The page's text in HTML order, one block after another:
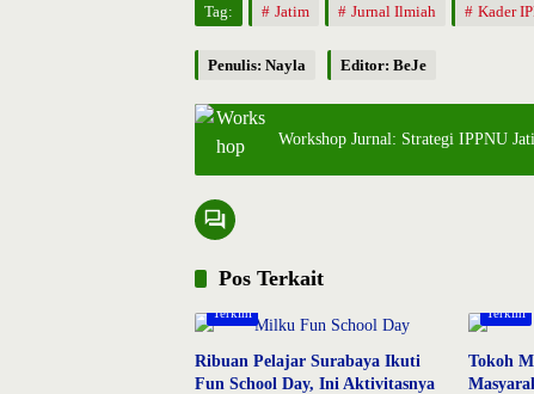
Tag: Jatim Jurnal Ilmiah Kader
Penulis: Nayla Editor: BeJe
Workshop Jurnal: Strategi IPPNU
Pos Terkait
Terkini
Ribuan Pelajar Surabaya Ikuti
Fun School Day, Ini Aktivitasnya
Terkini
Tokoh